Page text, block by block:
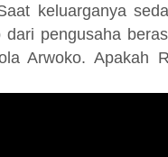
keluarganya
pengusaha
Arwoko. Apakah